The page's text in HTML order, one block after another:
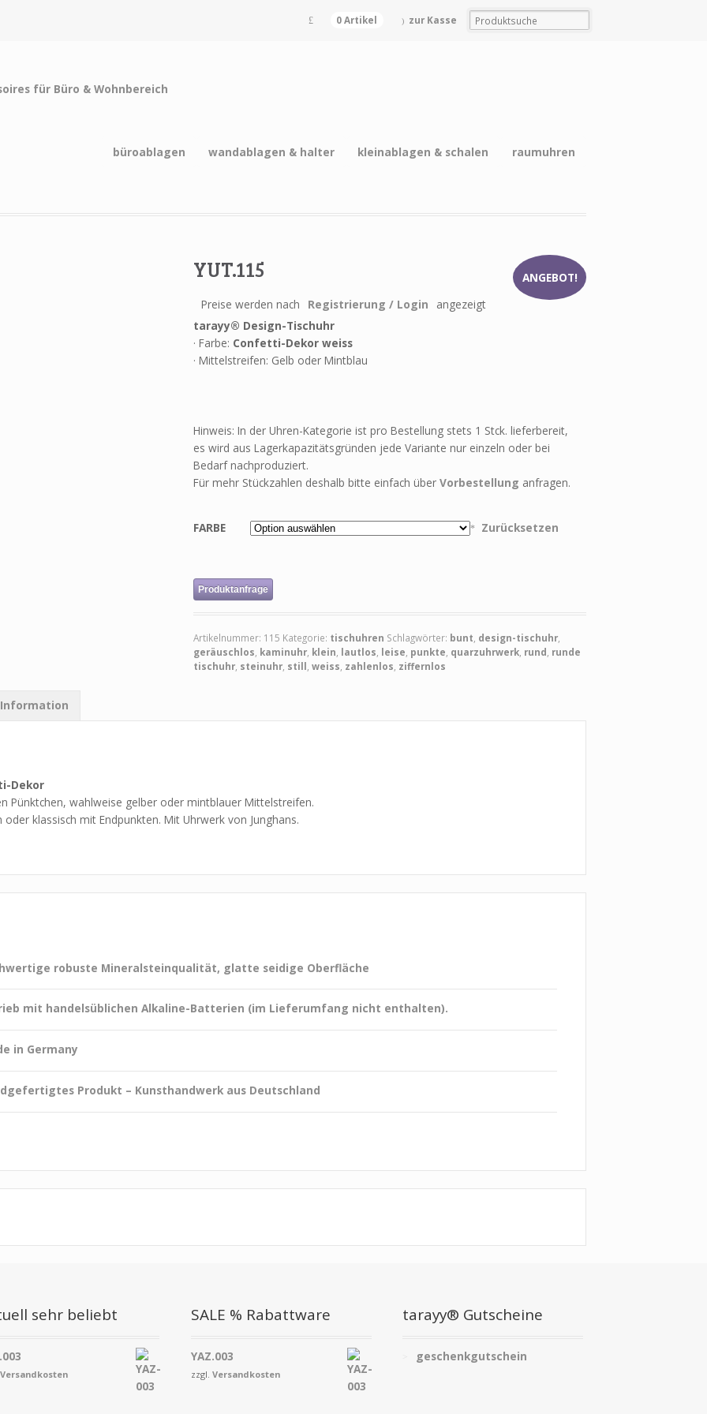
0 Artikel zur Kasse
büroablagen wandablagen & halter kleinablagen & schalen raumuhren
ANGEBOT!
YUT.115
Preise werden nach Registrierung / Login
angezeigt
tarayy® Design-Tischuhr
· Farbe: Confetti-Dekor weiss
· Mittelstreifen: Gelb oder Mintblau
Hinweis: In der Uhren-Kategorie ist pro Bestellung stets 1 Stck. lieferbereit,
es wird aus Lagerkapazitätsgründen jede Variante nur einzeln oder bei
Bedarf nachproduziert.
Für mehr Stückzahlen deshalb bitte einfach über Vorbestellung anfragen.
FARBE Zurücksetzen
Produktanfrage
Artikelnummer: 115 Kategorie: tischuhren Schlagwörter: bunt design-tischuhr,
geräuschlos kaminuhr, klein lautlos leise punkte quarzuhrwerk, rund runde
tischuhr, steinuhr, still weiss zahlenlos ziffernlos
Dekor
Pünktchen, wahlweise gelber oder mintblauer Mittelstreifen.
klassisch mit Endpunkten. Mit Uhrwerk von Junghans.
robuste Mineralsteinqualität, glatte seidige Oberfläche
mit handelsüblichen Alkaline-Batterien (im Lieferumfang nicht enthalten).
in Germany
Produkt – Kunsthandwerk aus Deutschland
sehr beliebt
Versandkosten
SALE % Rabattware
YAZ.003
zzgl. Versandkosten
tarayy® Gutscheine
geschenkgutschein